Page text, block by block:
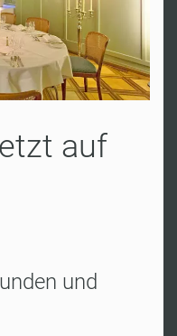
auf
und